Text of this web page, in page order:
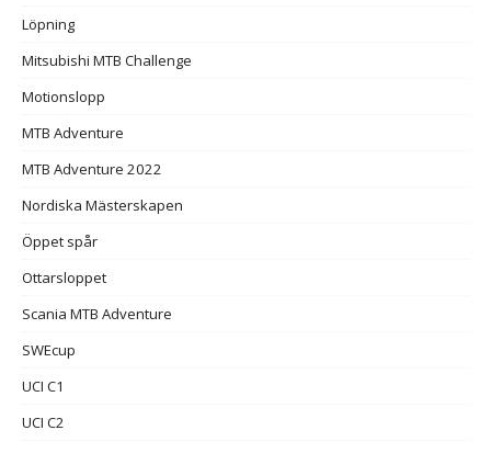
Löpning
Mitsubishi MTB Challenge
Motionslopp
MTB Adventure
MTB Adventure 2022
Nordiska Mästerskapen
Öppet spår
Ottarsloppet
Scania MTB Adventure
SWEcup
UCI C1
UCI C2